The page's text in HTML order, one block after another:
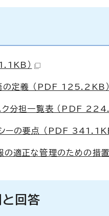
）
の定義 （PDF 125.2KB）
ク分担一覧表 （PDF
ーの要点 （PDF
の適正な管理のための
回答